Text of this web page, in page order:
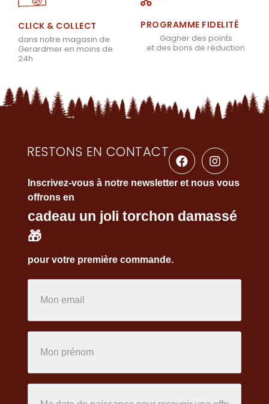
CLICK & COLLECT
dans notre magasin de
Gerardmer en moins de
24h
PROGRAMME FIDELITÉ
Gagner des points
et des bons de réduction
RESTONS EN CONTACT
Inscrivez-vous à notre newsletter et nous vous
offrons en
cadeau un joli torchon damassé
🎁
pour votre première commande.